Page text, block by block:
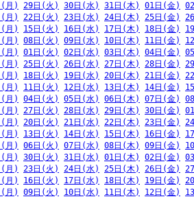
(月) 29日(火) 30日(水) 31日(木) 01日(金)
(月) 22日(火) 23日(水) 24日(木) 25日(金)
(月) 15日(火) 16日(水) 17日(木) 18日(金)
(月) 08日(火) 09日(水) 10日(木) 11日(金)
(月) 01日(火) 02日(水) 03日(木) 04日(金)
(月) 25日(火) 26日(水) 27日(木) 28日(金)
(月) 18日(火) 19日(水) 20日(木) 21日(金)
(月) 11日(火) 12日(水) 13日(木) 14日(金)
(月) 04日(火) 05日(水) 06日(木) 07日(金)
(月) 27日(火) 28日(水) 29日(木) 30日(金)
(月) 20日(火) 21日(水) 22日(木) 23日(金)
(月) 13日(火) 14日(水) 15日(木) 16日(金)
(月) 06日(火) 07日(水) 08日(木) 09日(金)
(月) 30日(火) 31日(水) 01日(木) 02日(金)
(月) 23日(火) 24日(水) 25日(木) 26日(金)
(月) 16日(火) 17日(水) 18日(木) 19日(金)
(月) 09日(火) 10日(水) 11日(木) 12日(金)